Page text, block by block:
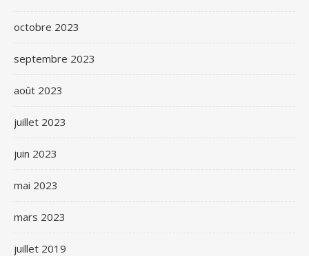
octobre 2023
septembre 2023
août 2023
juillet 2023
juin 2023
mai 2023
mars 2023
juillet 2019